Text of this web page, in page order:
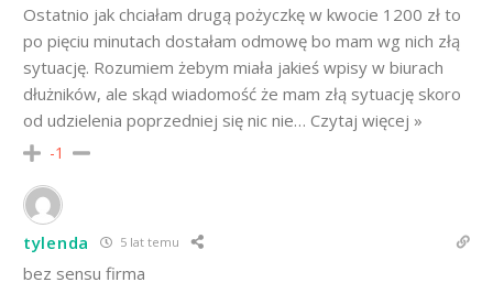
Ostatnio jak chciałam drugą pożyczkę w kwocie 1200 zł to
po pięciu minutach dostałam odmowę bo mam wg nich złą
sytuację. Rozumiem żebym miała jakieś wpisy w biurach
dłużników, ale skąd wiadomość że mam złą sytuację skoro
od udzielenia poprzedniej się nic nie… Czytaj więcej »
-1
tylenda 5 lat temu
bez sensu firma